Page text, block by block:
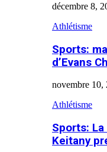
décembre 8,
Athlétisme
Sports:
d’Evans
novembre 10,
Athlétisme
Sports:
Keitany